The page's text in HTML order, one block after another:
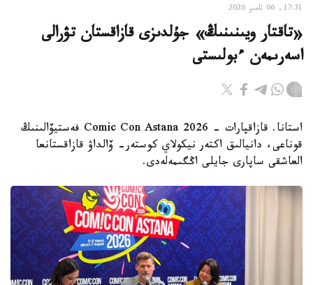
17:31, 06 تامىز 2026
«تاقتار ويىنىنىڭ» جۇلدىزى قازاقستان تۋرالى
اسەرىمەن ءبولىستى
استانا. قازاقپارات - Comic Con Astana 2026 فەستيۆالىنىڭ
قوناعى، دانيالىق اكتەر نيكولاي كوستەر- ۆالداۋ قازاقستانعا
العاشقى ساپارى جايلى اڭگىمەلەدى.